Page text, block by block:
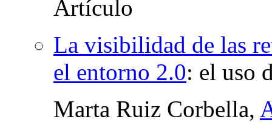
La visibilidad de las
el entorno 2.0: el uso
Marta Ruiz Corbella,